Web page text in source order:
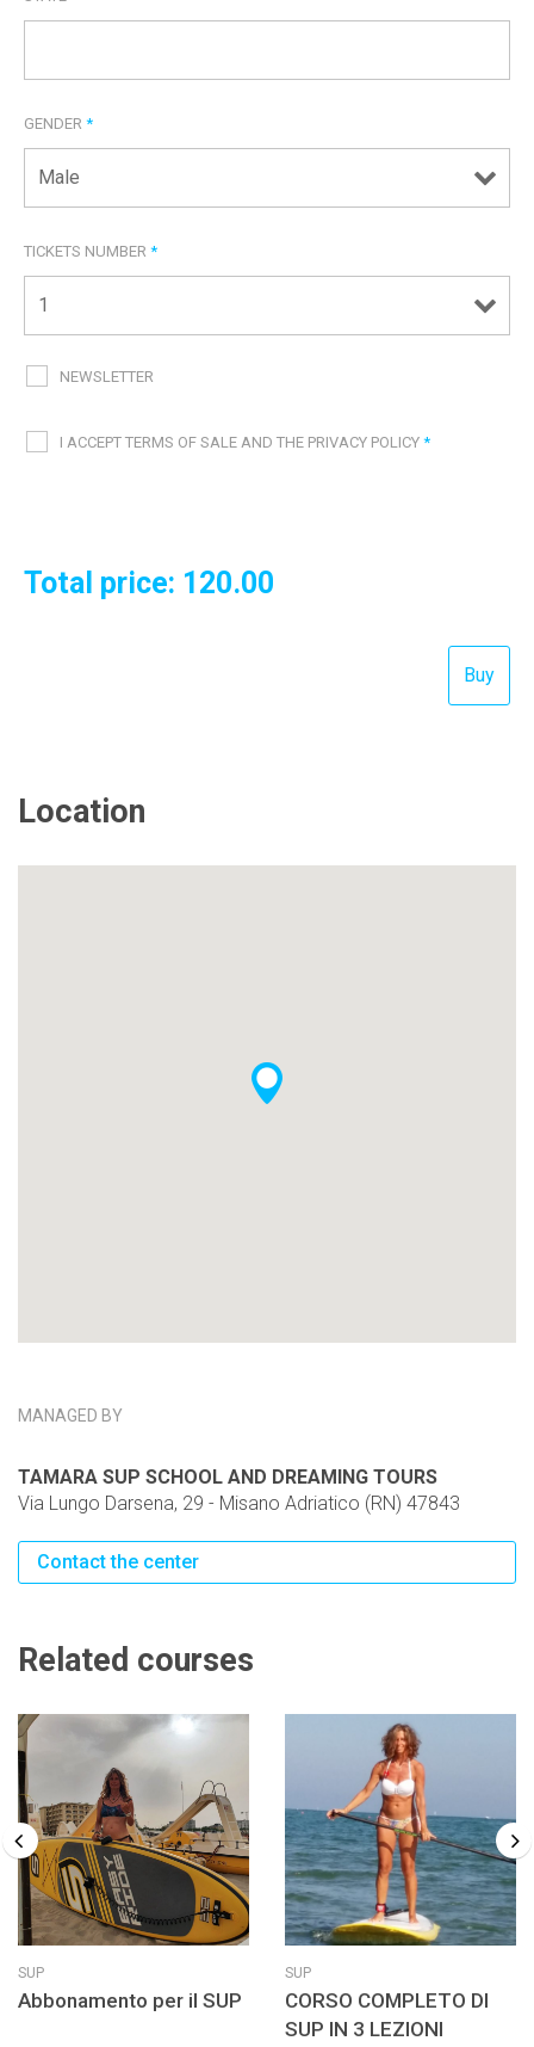
GENDER *
TICKETS NUMBER *
NEWSLETTER
I ACCEPT TERMS OF SALE AND THE PRIVACY POLICY *
Total price: 120.00
Location
MANAGED BY
TAMARA SUP SCHOOL AND DREAMING TOURS
Via Lungo Darsena, 29 - Misano Adriatico (RN) 47843
Contact the center
Related courses
SUP
Abbonamento per il SUP
SUP
CORSO COMPLETO DI
SUP IN 3 LEZIONI